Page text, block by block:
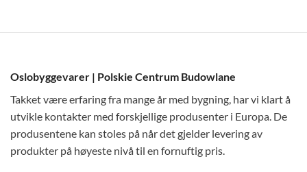
Oslobyggevarer | Polskie Centrum Budowlane
Takket være erfaring fra mange år med bygning, har vi klart å
utvikle kontakter med forskjellige produsenter i Europa. De
produsentene kan stoles på når det gjelder levering av
produkter på høyeste nivå til en fornuftig pris.